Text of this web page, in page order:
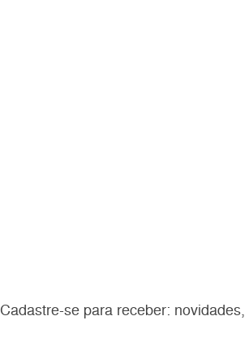
Cadastre-se para receber: